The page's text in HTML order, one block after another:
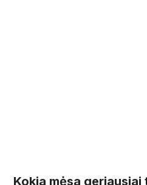
Kokia mėsa geriausiai